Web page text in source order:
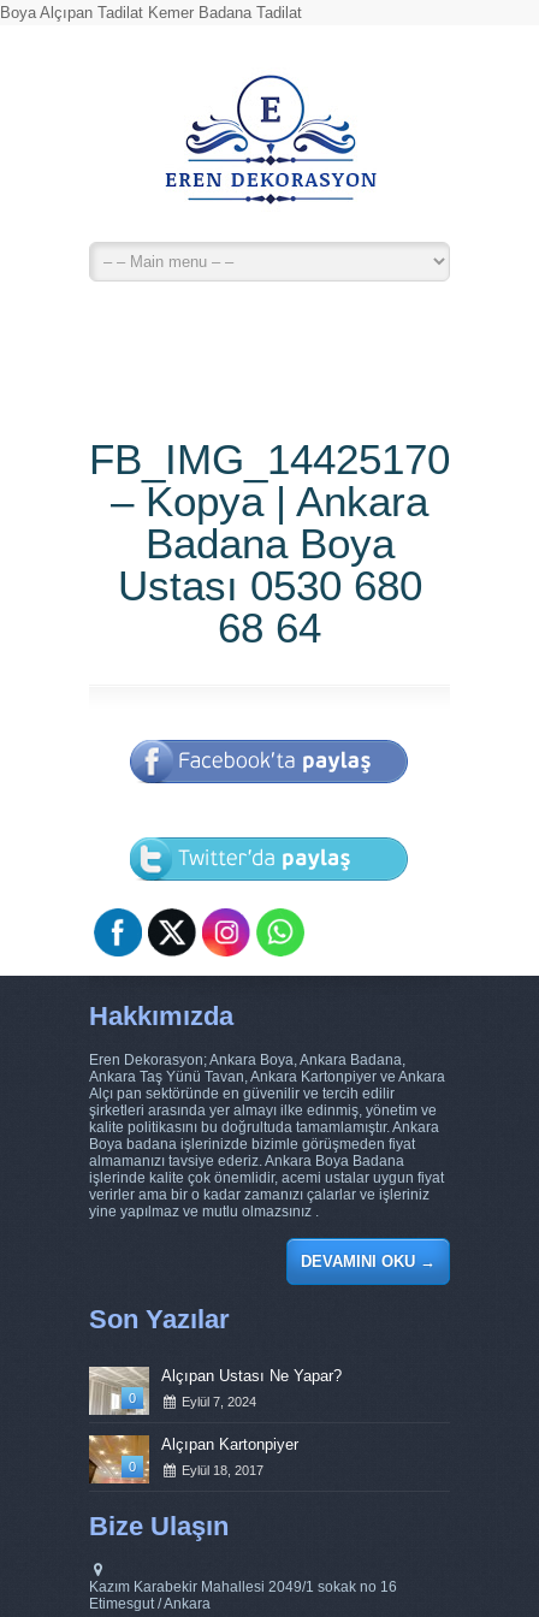
Boya Alçıpan Tadilat Kemer Badana Tadilat
– Kopya | Ankara
Badana Boya
Ustası 0530 680
68 64
Hakkımızda
Eren Dekorasyon; Ankara Boya, Ankara Badana,
Ankara Taş Yünü Tavan, Ankara Kartonpiyer ve Ankara
Alçı pan sektöründe en güvenilir ve tercih edilir
şirketleri arasında yer almayı ilke edinmiş, yönetim ve
kalite politikasını bu doğrultuda tamamlamıştır. Ankara
Boya badana işlerinizde bizimle görüşmeden fiyat
almamanızı tavsiye ederiz. Ankara Boya Badana
işlerinde kalite çok önemlidir, acemi ustalar uygun fiyat
verirler ama bir o kadar zamanızı çalarlar ve işleriniz
yine yapılmaz ve mutlu olmazsınız .
DEVAMINI OKU→
Son Yazılar
0
Alçıpan Ustası Ne Yapar?
Eylül 7, 2024
0
Alçıpan Kartonpiyer
Eylül 18, 2017
Bize Ulaşın
Kazım Karabekir Mahallesi 2049/1 sokak no 16
Etimesgut / Ankara